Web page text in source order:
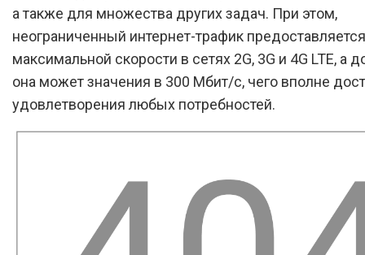
а также для множества других задач. При этом,
неограниченный интернет-трафик
максимальной скорости в сетях 2G, 3G и 4G LTE, а
она может значения в 300 Мбит/с, чего вполне
удовлетворения любых потребностей.